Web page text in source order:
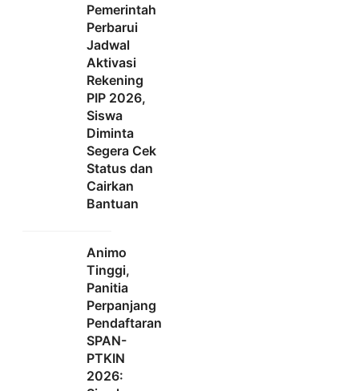
Pemerintah
Perbarui
Jadwal
Aktivasi
Rekening
PIP 2026,
Siswa
Diminta
Segera Cek
Status dan
Cairkan
Bantuan
Animo
Tinggi,
Panitia
Perpanjang
Pendaftaran
SPAN-
PTKIN
2026: